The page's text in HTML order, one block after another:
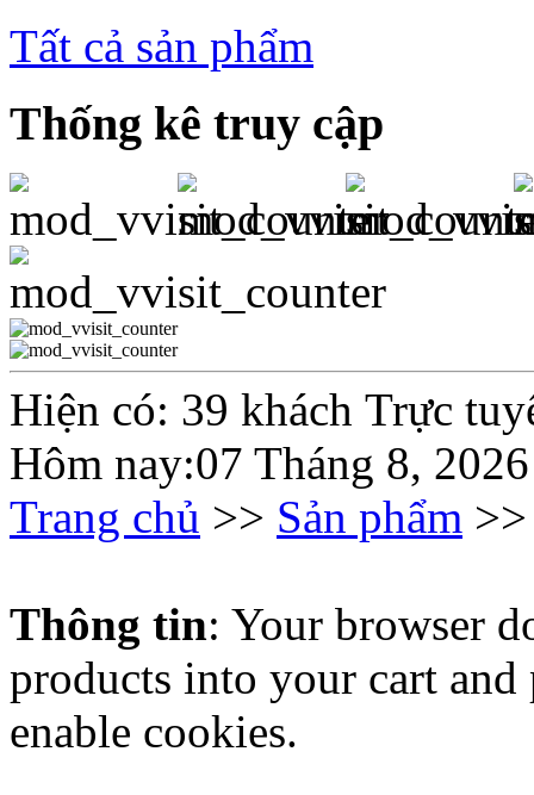
Tất cả sản phẩm
Thống kê truy cập
Hiện có: 39 khách Trực
Hôm nay:07 Tháng 8, 2026
Trang chủ >> Sản phẩm
Thông tin: Your browser
products into your cart and
enable cookies.